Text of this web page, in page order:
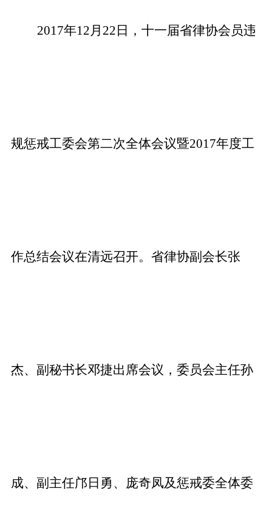
2017年12月22日，十一届省律协会员违
规惩戒工委会第二次全体会议暨2017年度工
作总结会议在清远召开。省律协副会长张
杰、副秘书长邓捷出席会议，委员会主任孙
成、副主任邝日勇、庞奇凤及惩戒委全体委